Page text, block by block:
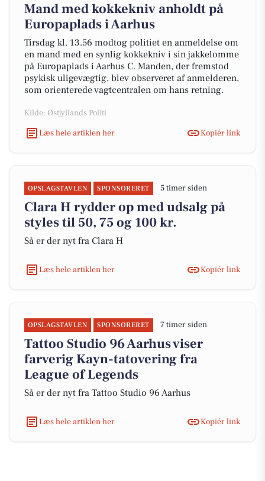
Mand med kokkekniv anholdt på
Europaplads i Aarhus
Tirsdag kl. 13.56 modtog politiet en anmeldelse om
en mand med en synlig kokkekniv i sin jakkelomme
på Europaplads i Aarhus C. Manden, der fremstod
psykisk uligevægtig, blev observeret af anmelderen,
som orienterede vagtcentralen om hans retning.
Kilde: Østjyllands Politi
Læs hele artiklen her
Kopiér link
OPSLAGSTAVLEN SPONSORERET 5 timer siden
Clara H rydder op med udsalg på
styles til 50, 75 og 100 kr.
Så er der nyt fra Clara H
Læs hele artiklen her Kopiér link
OPSLAGSTAVLEN SPONSORERET 7 timer siden
Tattoo Studio 96 Aarhus viser
farverig Kayn-tatovering fra
League of Legends
Så er der nyt fra Tattoo Studio 96 Aarhus
Læs hele artiklen her Kopiér link